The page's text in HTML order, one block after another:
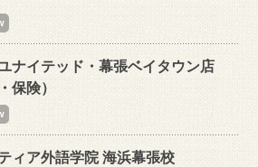
ナイテッド・幕張ベイタウン店
保険）
ィア外語学院 海浜幕張校